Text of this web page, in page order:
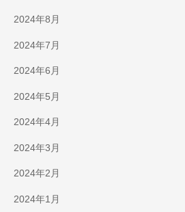
2024年8月
2024年7月
2024年6月
2024年5月
2024年4月
2024年3月
2024年2月
2024年1月